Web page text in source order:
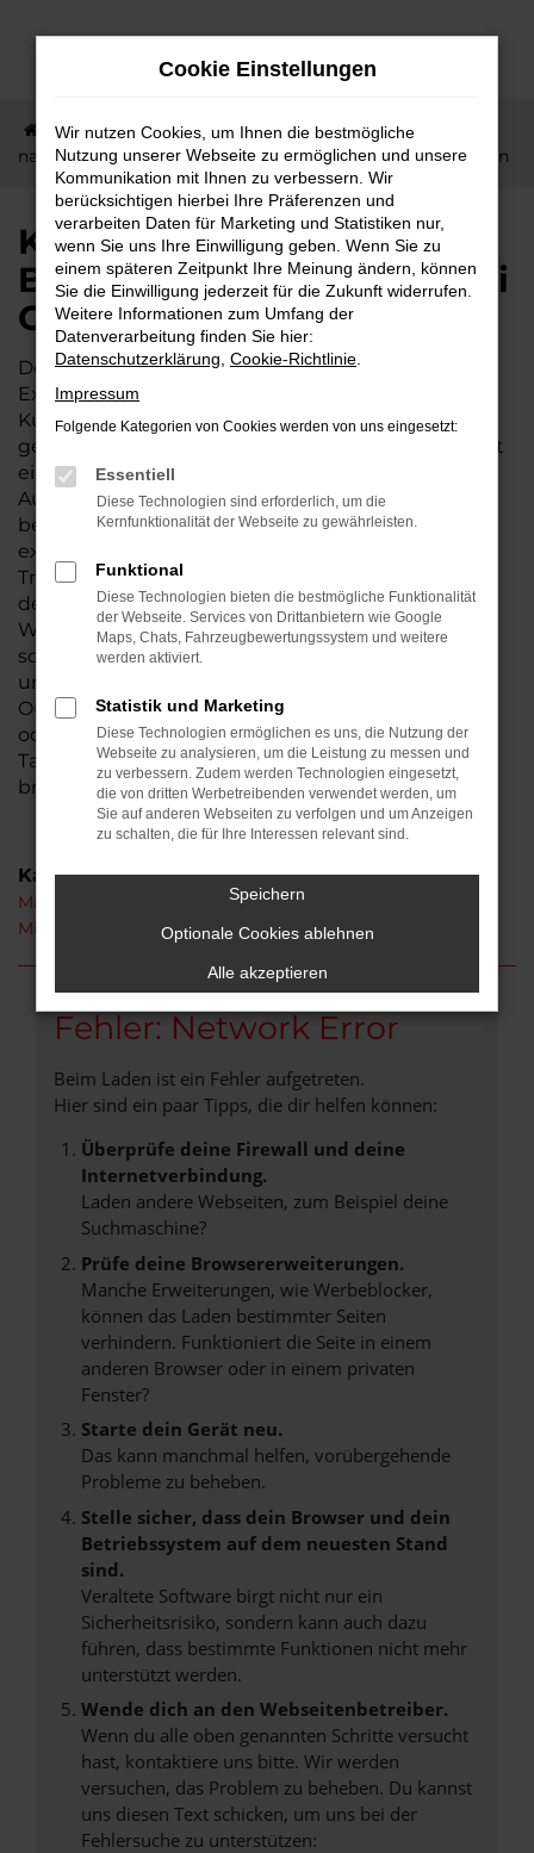
Zum
Startseite Butzbach Mitsubishi
Kurze Wege
nach Butzbach – jetzt Mitsubishi Outlander günstig kaufen
Kurze Wege nach
Butzbach – jetzt Mitsubishi
Outlander günstig kaufen
Der Mitsubishi Outlander wird gleichermaßen von
Expertinnen und Experten wie von unserer
Kundschaft aus Butzbach und Umgebung
geschätzt. Dieses Fahrzeug ist vielseitig und bietet
ein exzellentes Preis-Leistungs-Verhältnis. Wer im
Autohaus Lisson kauft, darf sich zudem auf einige
besondere Vorteile freuen. Unser Familienbetrieb
existiert seit 1974, somit sind wir ein
Traditionsunternehmen und seit der Gründung in
der Wetterau beheimatet. Aus Butzbach ist der
Weg zu uns nicht weit. Bestimmt haben auch Sie
schon von uns gehört – wir laden Sie herzlich ein,
uns persönlich kennen zu lernen. Ihren Mitsubishi
Outlander erhalten Sie auf Wunsch als Neuwagen
oder auch gebraucht. Hinzu kommen
Tageszulassungen und Jahreswagen, die unser
breites Sortiment abrunden.
Kategorie
Mitsubishi Outlander Neuwagen Butzbach
Mitsubishi Outlander Butzbach
Fehler: Network Error
Beim Laden ist ein Fehler aufgetreten.
Hier sind ein paar Tipps, die dir helfen können:
Überprüfe deine Firewall und deine
Internetverbindung.
Laden andere Webseiten, zum Beispiel deine
Suchmaschine?
Prüfe deine Browsererweiterungen.
Manche Erweiterungen, wie Werbeblocker,
können das Laden bestimmter Seiten
verhindern. Funktioniert die Seite in einem
anderen Browser oder in einem privaten
Fenster?
Starte dein Gerät neu.
Das kann manchmal helfen, vorübergehende
Probleme zu beheben.
Stelle sicher, dass dein Browser und dein
Betriebssystem auf dem neuesten Stand
sind.
Veraltete Software birgt nicht nur ein
Sicherheitsrisiko, sondern kann auch dazu
führen, dass bestimmte Funktionen nicht mehr
unterstützt werden.
Wende dich an den Webseitenbetreiber.
Wenn du alle oben genannten Schritte versucht
hast, kontaktiere uns bitte. Wir werden
versuchen, das Problem zu beheben. Du kannst
uns diesen Text schicken, um uns bei der
Fehlersuche zu unterstützen:
Cookie Einstellungen
Wir nutzen Cookies, um Ihnen die bestmögliche
Nutzung unserer Webseite zu ermöglichen und unsere
Kommunikation mit Ihnen zu verbessern. Wir
berücksichtigen hierbei Ihre Präferenzen und
verarbeiten Daten für Marketing und Statistiken nur,
wenn Sie uns Ihre Einwilligung geben. Wenn Sie zu
einem späteren Zeitpunkt Ihre Meinung ändern, können
Sie die Einwilligung jederzeit für die Zukunft widerrufen.
Weitere Informationen zum Umfang der
Datenverarbeitung finden Sie hier:
Datenschutzerklärung Cookie-Richtlinie
Impressum
Folgende Kategorien von Cookies werden von uns eingesetzt:
Essentiell
Diese Technologien sind erforderlich, um die
Kernfunktionalität der Webseite zu gewährleisten.
Funktional
Diese Technologien bieten die bestmögliche Funktionalität
der Webseite. Services von Drittanbietern wie Google
Maps, Chats, Fahrzeugbewertungssystem und weitere
werden aktiviert.
Statistik und Marketing
Diese Technologien ermöglichen es uns, die Nutzung der
Webseite zu analysieren, um die Leistung zu messen und
zu verbessern. Zudem werden Technologien eingesetzt,
die von dritten Werbetreibenden verwendet werden, um
Sie auf anderen Webseiten zu verfolgen und um Anzeigen
zu schalten, die für Ihre Interessen relevant sind.
Speichern
Optionale Cookies ablehnen
Alle akzeptieren